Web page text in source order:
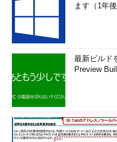
ます（1年
最新ビルド
Preview